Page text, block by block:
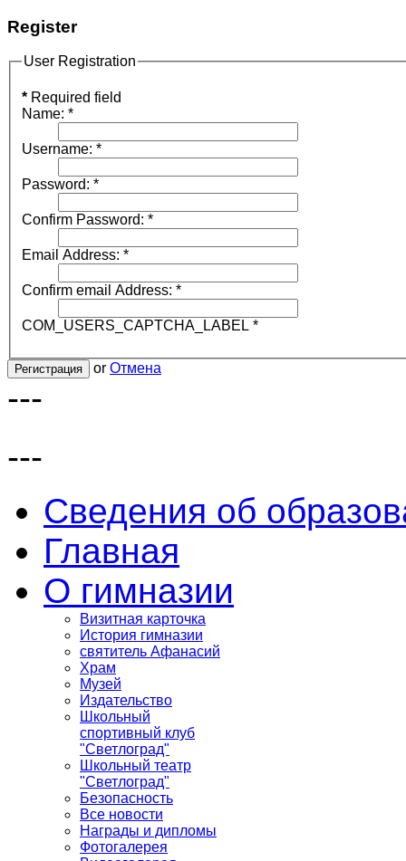
Register
User Registration
* Required field
Name: *
Username: *
Password: *
Confirm Password: *
Email Address: *
Confirm email Address: *
COM_USERS_CAPTCHA_LABEL *
Регистрация or Отмена
---
---
Сведения об
Главная
О гимназии
Визитная карточка
История гимназии
святитель Афанасий
Храм
Музей
Издательство
Школьный
спортивный клуб
"Светлоград"
Школьный театр
"Светлоград"
Безопасность
Все новости
Награды и дипломы
Фотогалерея